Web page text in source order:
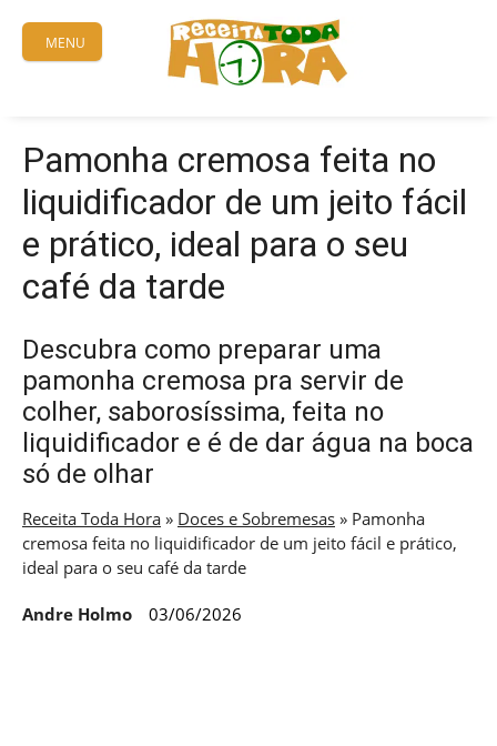
content
MENU
Pamonha cremosa feita no
liquidificador de um jeito fácil
e prático, ideal para o seu
café da tarde
Descubra como preparar uma
pamonha cremosa pra servir de
colher, saborosíssima, feita no
liquidificador e é de dar água na boca
só de olhar
Receita Toda Hora » Doces e Sobremesas » Pamonha
cremosa feita no liquidificador de um jeito fácil e prático,
ideal para o seu café da tarde
Andre Holmo 03/06/2026